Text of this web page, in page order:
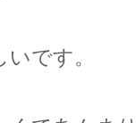
です。